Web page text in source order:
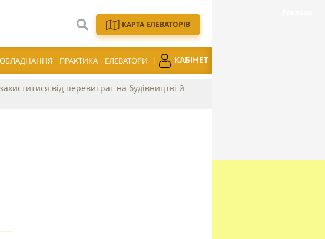
КАРТА ЕЛЕВАТОРІВ
ОБЛАДНАННЯ ПРАКТИКА ЕЛЕВАТОРИ КАБІНЕТ
від перевитрат на будівництві й